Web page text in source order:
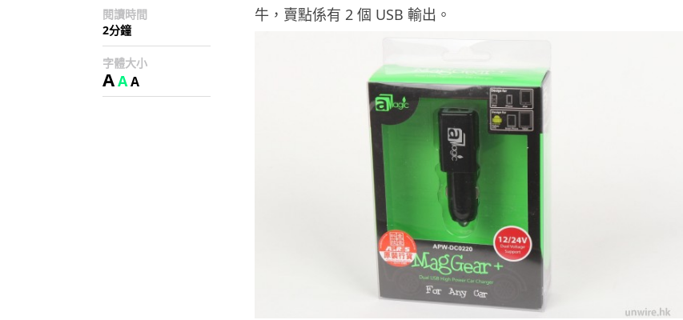
閱讀時間
2分鐘
字體大小
AAA
牛，賣點係有 2 個 USB 輸出。